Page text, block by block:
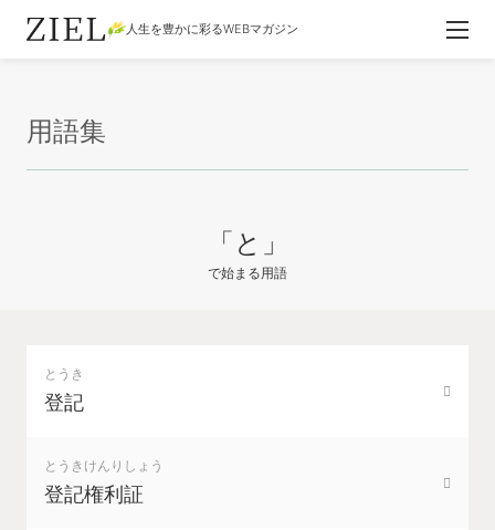
人生を豊かに彩るWEBマガジン
用語集
「と」
で始まる用語
とうき
登記
とうきけんりしょう
登記権利証